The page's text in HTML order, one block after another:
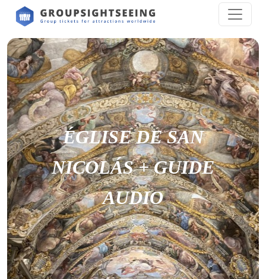
ÉGLISE DE SAN
NICOLÁS + GUIDE
AUDIO